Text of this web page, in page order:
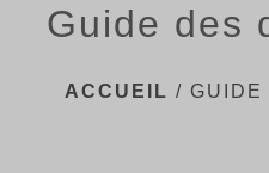
Guide des
ACCUEIL / GUIDE